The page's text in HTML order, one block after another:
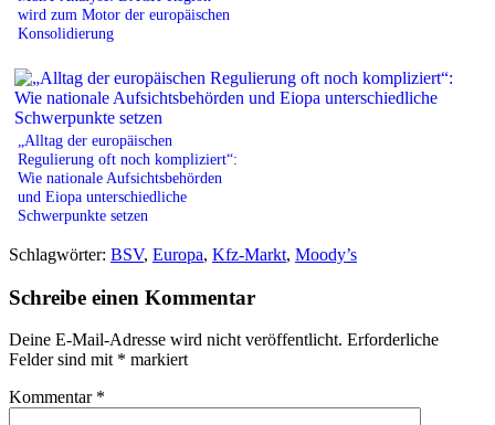
wird zum Motor der europäischen
Konsolidierung
„Alltag der europäischen
Regulierung oft noch kompliziert“:
Wie nationale Aufsichtsbehörden
und Eiopa unterschiedliche
Schwerpunkte setzen
Schlagwörter: BSV, Europa, Kfz-Markt, Moody’s
Schreibe einen Kommentar
Deine E-Mail-Adresse wird nicht veröffentlicht. Erforderliche
Felder sind mit * markiert
Kommentar *